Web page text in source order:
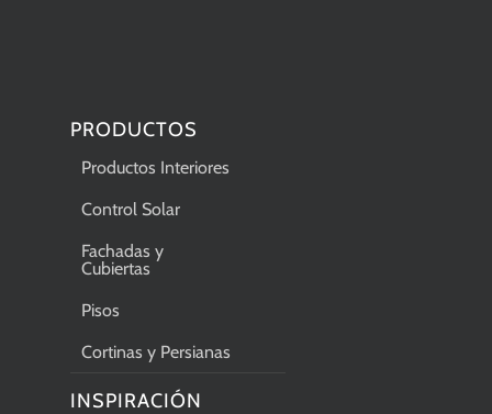
PRODUCTOS
Productos Interiores
Control Solar
Fachadas y
Cubiertas
Pisos
Cortinas y Persianas
INSPIRACIÓN